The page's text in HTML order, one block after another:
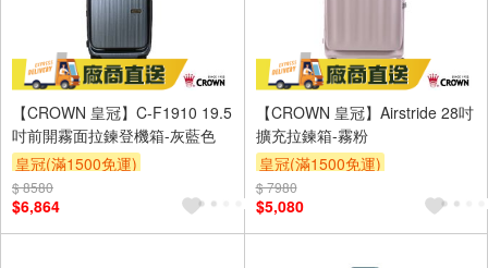
【CROWN 皇冠】C-F1910 19.5
吋前開霧面拉鍊登機箱-灰藍色
皇冠(滿1500免運)
$ 8580
$6,864
【CROWN 皇冠】Airstride 28吋
擴充拉鍊箱-霧粉
皇冠(滿1500免運)
$ 7980
$5,080